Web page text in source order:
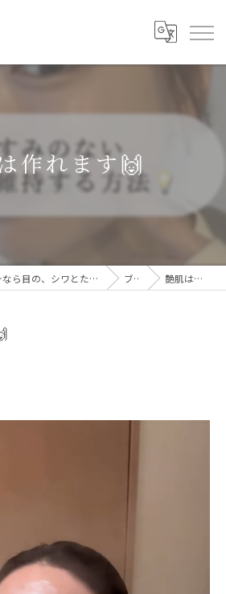
作れます🙌
東京都浅草橋のエステなら目の、シワとたるみのフェイシャル専門店 regalo ブログ 艶肌は作れます🙌